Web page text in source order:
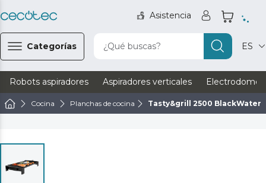
Asistencia
Categorías ¿Qué buscas? ES
Robots aspiradores Aspiradores verticales
Cocina Planchas de cocina Tasty&grill 2500 BlackWater